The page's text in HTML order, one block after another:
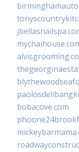
bobacove.com